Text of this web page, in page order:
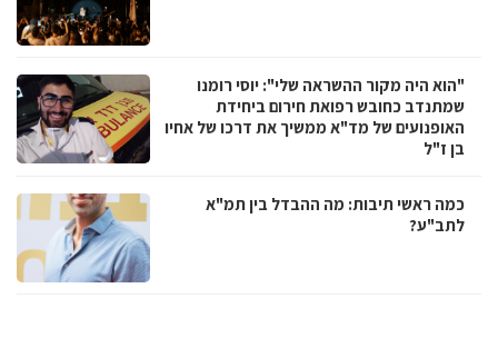
"הוא היה מקור ההשראה שלי": יוסי רומנו
שמתנדב כחובש רפואת חירום ביחידת
האופנועים של מד"א ממשיך את דרכו של אחיו
בן ז"ל
כמה ראשי תיבות: מה ההבדל בין תמ"א
לתב"ע?